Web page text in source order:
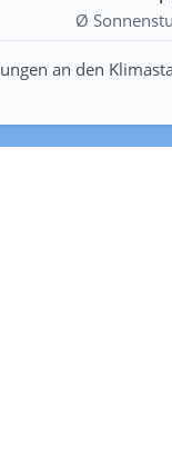
Ø
an den